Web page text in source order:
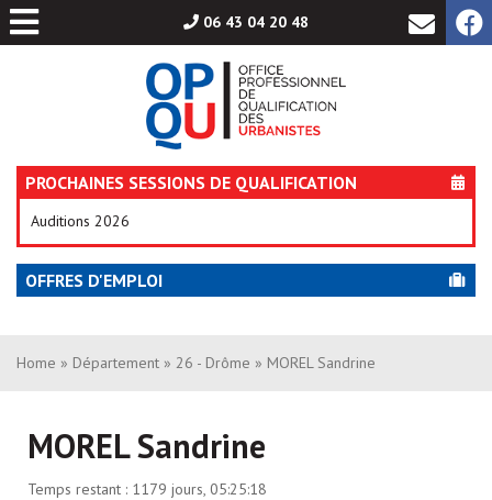
06 43 04 20 48
PROCHAINES SESSIONS DE QUALIFICATION
Auditions 2026
OFFRES D'EMPLOI
Aller
au
Home » Département » 26 - Drôme » MOREL Sandrine
MOREL Sandrine
Temps restant : 1179 jours, 05:25:18